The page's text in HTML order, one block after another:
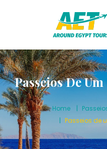
Passeios De
Home
Passeios de